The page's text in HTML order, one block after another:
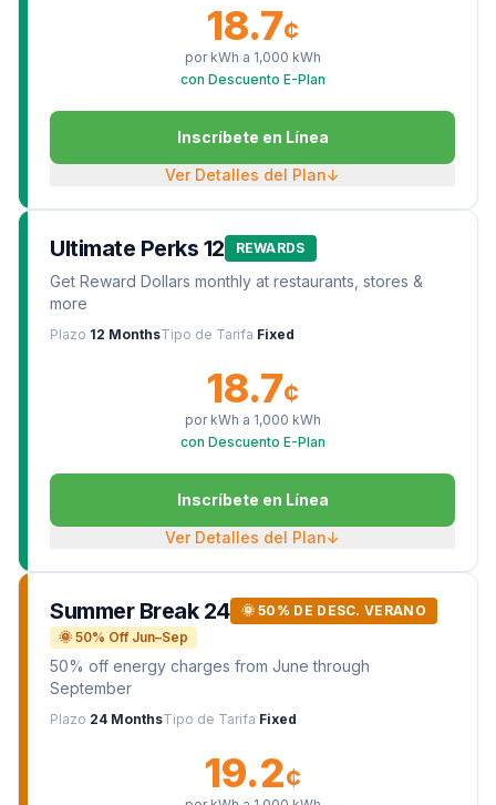
18.7¢
por kWh a 1,000 kWh
con Descuento E-Plan
Inscríbete en Línea
Ver Detalles del Plan↓
Ultimate Perks 12 REWARDS
Get Reward Dollars monthly at restaurants, stores &
more
Plazo 12 MonthsTipo de Tarifa Fixed
18.7¢
por kWh a 1,000 kWh
con Descuento E-Plan
Inscríbete en Línea
Ver Detalles del Plan↓
Summer Break 24
🌞 50% DE DESC. VERANO
🌞 50% Off Jun–Sep
50% off energy charges from June through
September
Plazo 24 MonthsTipo de Tarifa Fixed
19.2¢